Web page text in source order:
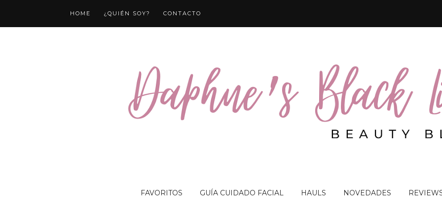
HOME ¿QUIÉN SOY? CONTACTO
FAVORITOS GUÍA CUIDADO FACIAL HAULS NOVEDADES